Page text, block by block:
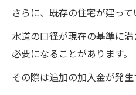
さらに、既存の住宅が建って
水道の口径が現在の基準に
必要になることがあります。
その際は追加の加入金が発